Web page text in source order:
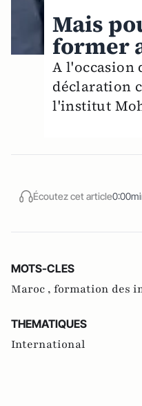
Mais
former
A l'occasion
déclaration
l'institut
Écoutez cet article
MOTS-CLES
Maroc , formation des
THEMATIQUES
International